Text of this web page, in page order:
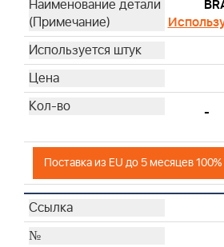
-
Поставка из EU до 5 месяцев